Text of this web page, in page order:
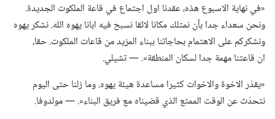
‏«في نهاية الاسبوع هذه،‏ عقدنا اول اجتماع في قاعة الملكوت الجديدة.‏
ونحن سعداء جدا بأن نمتلك مكانا لائقا نسبح فيه ابانا يهوه الله.‏ نشكر يهوه
ونشكركم على الاهتمام بحاجاتنا ببناء المزيد من قاعات الملكوت.‏ حقا،‏
ان قاعتنا مهمة جدا لسكان المنطقة».‏ —‏ تشيلي.‏
‏«يقدّر الاخوة والاخوات كثيرا مساعدة هيئة يهوه.‏ وما زلنا حتى اليوم
نتحدّث عن الوقت الممتع الذي قضيناه مع فريق البناء».‏ —‏ مولدوفا.‏